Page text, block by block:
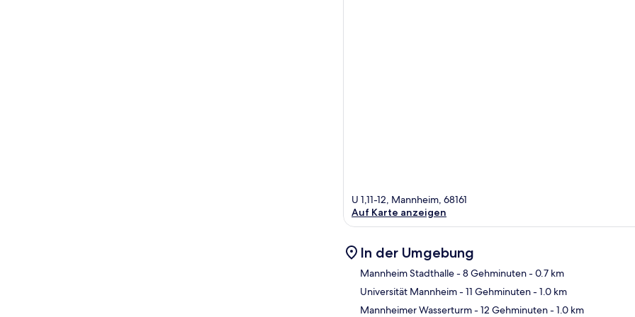
U 1,11-12, Mannheim, 68161
Auf Karte anzeigen
In der Umgebung
Mannheim Stadthalle- 8 Gehminuten- 0.7 km
Universität Mannheim- 11 Gehminuten- 1.0 km
Mannheimer Wasserturm- 12 Gehminuten- 1.0 km